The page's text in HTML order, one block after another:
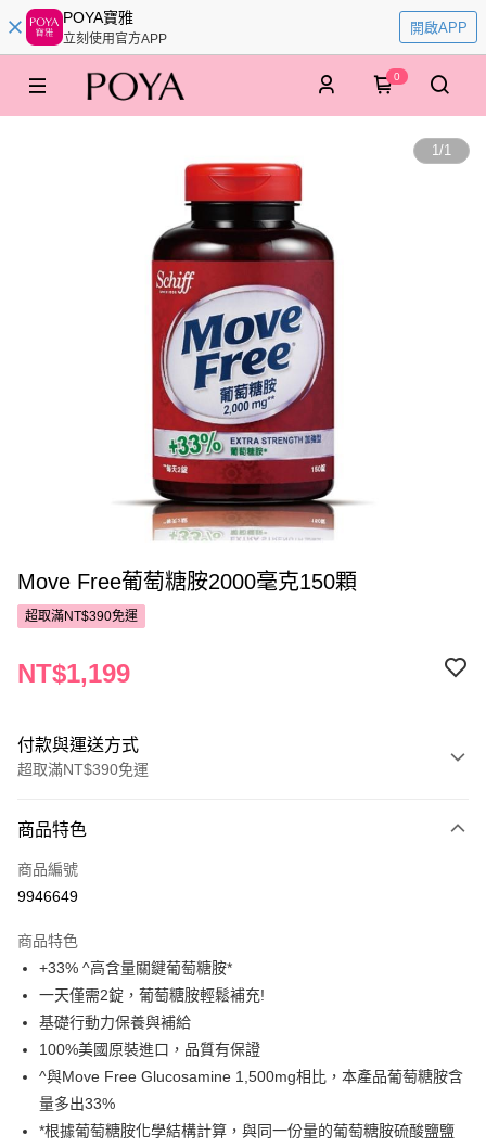
POYA寶雅
立刻使用官方APP
開啟APP
0
1/1
Move Free葡萄糖胺2000毫克150顆
超取滿NT$390免運
NT$1,199
付款與運送方式
超取滿NT$390免運
POYA支付
信用卡一次付款
LINE Pay
Apple Pay
街口支付
悠遊付
Google Pay
商品特色
商品編號
9946649
商品特色
+33% ^高含量關鍵葡萄糖胺*
一天僅需2錠，葡萄糖胺輕鬆補充!
基礎行動力保養與補給
100%美國原裝進口，品質有保證
^與Move Free Glucosamine 1,500mg相比，本產品葡萄糖胺含
量多出33%
*根據葡萄糖胺化學結構計算，與同一份量的葡萄糖胺硫酸鹽鹽